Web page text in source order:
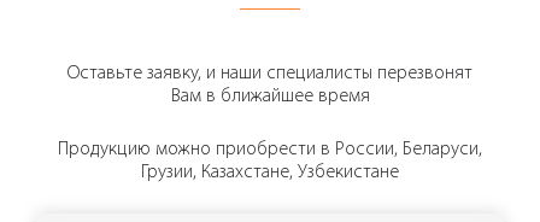
Оставьте заявку, и наши специалисты перезвонят
Вам в ближайшее время
Продукцию можно приобрести в России, Беларуси,
Грузии, Казахстане, Узбекистане